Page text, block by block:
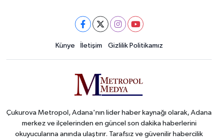
Künye İletişim Gizlilik Politikamız
Çukurova Metropol, Adana'nın lider haber kaynağı olarak, Adana
merkez ve ilçelerinden en güncel son dakika haberlerini
okuyucularına anında ulaştırır. Tarafsız ve güvenilir habercilik